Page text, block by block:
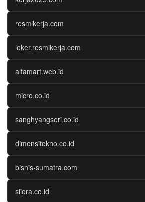
resmikerja.com
loker.resmikerja.com
alfamart.web.id
micro.co.id
sanghyangseri.co.id
dimensitekno.co.id
bisnis-sumatra.com
siiora.co.id